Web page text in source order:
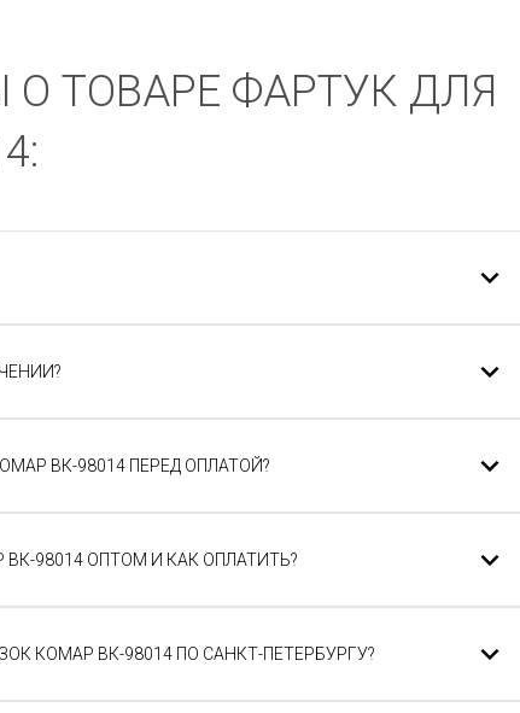
ТОВАРЕ ФАРТУК ДЛЯ
ВК-98014 ПЕРЕД ОПЛАТОЙ?
98014 ОПТОМ И КАК ОПЛАТИТЬ?
КОМАР ВК-98014 ПО САНКТ-ПЕТЕРБУРГУ?